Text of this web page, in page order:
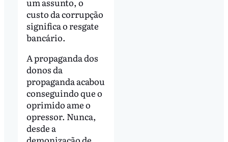
custo da corrupção
significa o resgate
bancário.
A propaganda dos
donos da
propaganda acabou
conseguindo que o
oprimido ame o
opressor. Nunca,
desde a